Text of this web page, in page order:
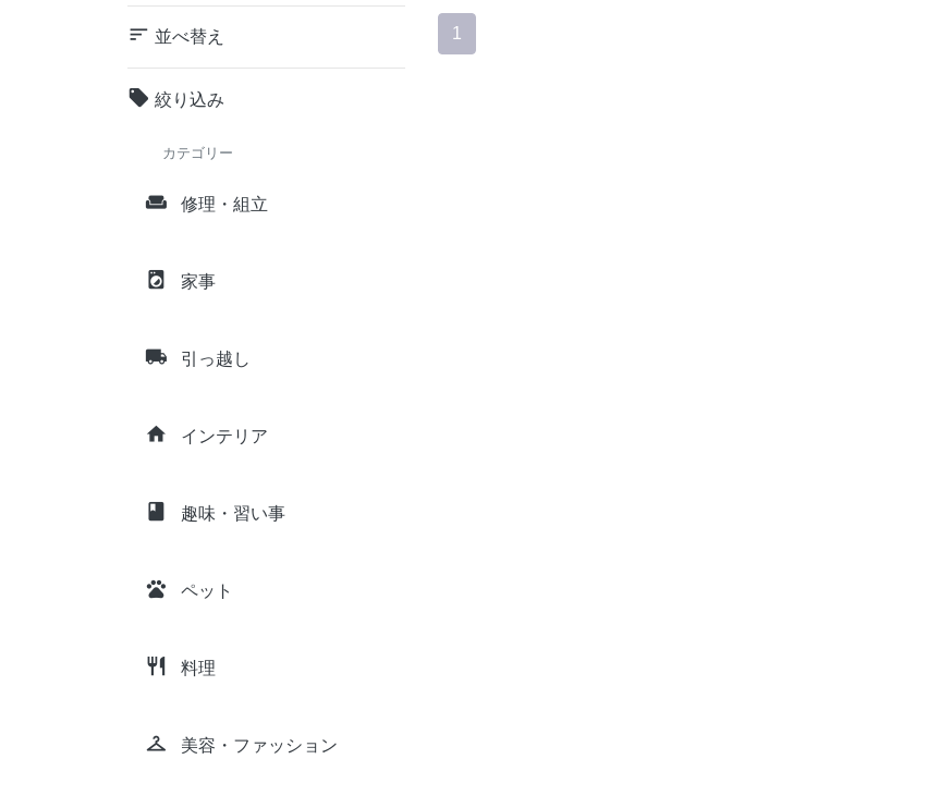
sort 並べ替え
local_offer 絞り込み
カテゴリー
weekend 修理・組立
local_laundry_service 家事
local_shipping 引っ越し
home インテリア
class 趣味・習い事
pets ペット
restaurant 料理
checkroom 美容・ファッション
1